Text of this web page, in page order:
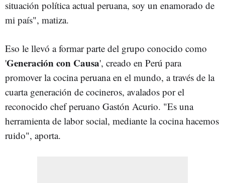
situación política actual peruana, soy un enamorado de
mi país", matiza.
Eso le llevó a formar parte del grupo conocido como
'Generación con Causa', creado en Perú para
promover la cocina peruana en el mundo, a través de la
cuarta generación de cocineros, avalados por el
reconocido chef peruano Gastón Acurio. "Es una
herramienta de labor social, mediante la cocina hacemos
ruido", aporta.